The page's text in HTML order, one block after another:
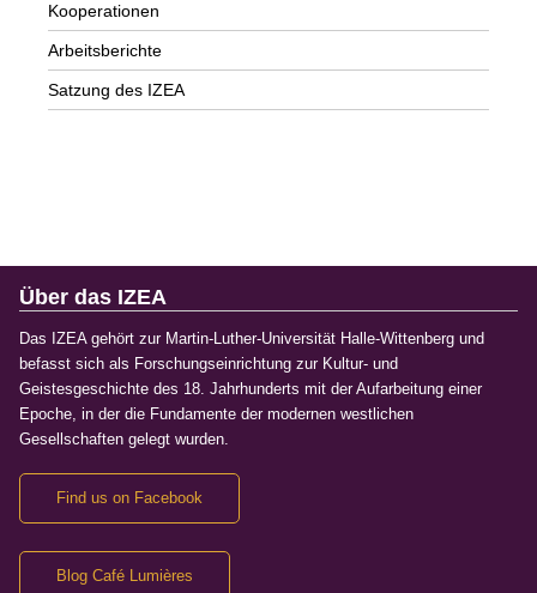
Kooperationen
Arbeitsberichte
Satzung des IZEA
Über das IZEA
Das IZEA gehört zur Martin-Luther-Universität Halle-Wittenberg und
befasst sich als Forschungseinrichtung zur Kultur- und
Geistesgeschichte des 18. Jahrhunderts mit der Aufarbeitung einer
Epoche, in der die Fundamente der modernen westlichen
Gesellschaften gelegt wurden.
Find us on Facebook
Blog Café Lumières